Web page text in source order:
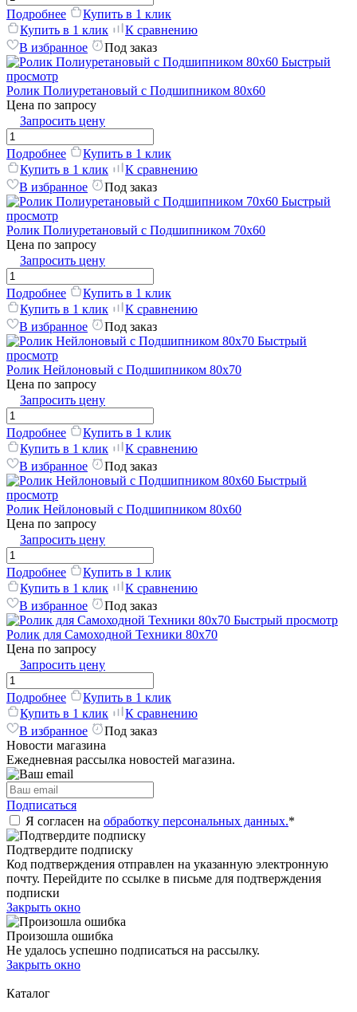
Подробнее
Купить в 1 клик
Купить в 1 клик
К сравнению
В избранное
Под заказ
Быстрый
просмотр
Ролик Полиуретановый с Подшипником 80х60
Цена по запросу
Запросить цену
Подробнее
Купить в 1 клик
Купить в 1 клик
К сравнению
В избранное
Под заказ
Быстрый
просмотр
Ролик Полиуретановый с Подшипником 70х60
Цена по запросу
Запросить цену
Подробнее
Купить в 1 клик
Купить в 1 клик
К сравнению
В избранное
Под заказ
Быстрый
просмотр
Ролик Нейлоновый с Подшипником 80х70
Цена по запросу
Запросить цену
Подробнее
Купить в 1 клик
Купить в 1 клик
К сравнению
В избранное
Под заказ
Быстрый
просмотр
Ролик Нейлоновый с Подшипником 80х60
Цена по запросу
Запросить цену
Подробнее
Купить в 1 клик
Купить в 1 клик
К сравнению
В избранное
Под заказ
Быстрый просмотр
Ролик для Самоходной Техники 80х70
Цена по запросу
Запросить цену
Подробнее
Купить в 1 клик
Купить в 1 клик
К сравнению
В избранное
Под заказ
Новости магазина
Ежедневная рассылка новостей магазина.
Подписаться
Я согласен на обработку персональных данных.*
Подтвердите подписку
Код подтверждения отправлен на указанную электронную
почту. Перейдите по ссылке в письме для подтверждения
подписки
Закрыть окно
Произошла ошибка
Не удалось успешно подписаться на рассылку.
Закрыть окно
Каталог